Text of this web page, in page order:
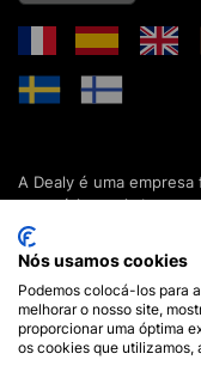
A Dealy é uma
acessórios mais
colecções de capas,
para o seu
Desde 2012,
oferecer ainda mais
em França e em todo o
alguma pergunta, a
Nós usamos cookies
Podemos colocá-los para
melhorar o nosso site,
proporcionar uma óptima
os cookies que utilizamos,